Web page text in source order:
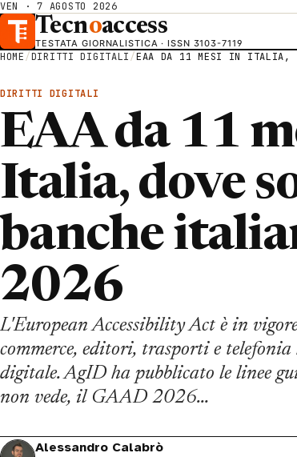
VEN · 7 AGOSTO 2026
Tecnoaccess
TESTATA GIORNALISTICA · ISSN 3103-7119
HOME/DIRITTI DIGITALI/EAA DA 11 MESI IN ITALIA,
DIRITTI DIGITALI
EAA da 11
Italia, dove
banche
2026
L'European Accessibility Act è in
commerce, editori, trasporti e
digitale. AgID ha pubblicato le linee
non vede, il GAAD 2026…
Alessandro Calabrò